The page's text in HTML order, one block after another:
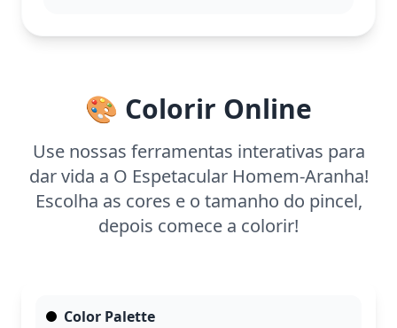
paciência, completar esta incrível cena do Homem-
🎨 Colorir Online
Use nossas ferramentas interativas para
dar vida a O Espetacular Homem-Aranha!
Escolha as cores e o tamanho do pincel,
depois comece a colorir!
Color Palette